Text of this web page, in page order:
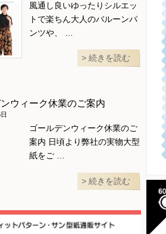
風通し良いゆったりシルエッ
トで楽ちん大人のバルーンパ
ンツや、 …
続きを読む
ウィーク休業のご案内
ゴールデンウィーク休業のご
案内 日頃より弊社の実物大型
紙をご …
続きを読む